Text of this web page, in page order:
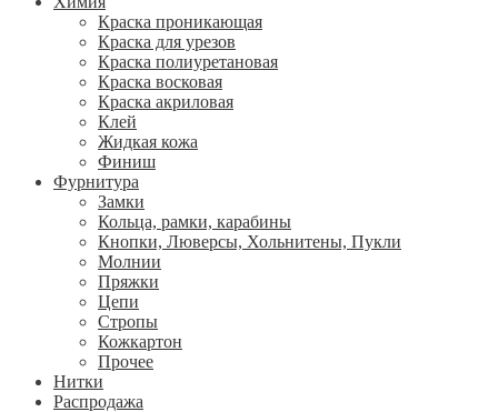
Краска проникающая
Краска для урезов
Краска полиуретановая
Краска восковая
Краска акриловая
Клей
Жидкая кожа
Финиш
Фурнитура
Замки
Кольца, рамки, карабины
Кнопки, Люверсы, Хольнитены, Пукли
Молнии
Пряжки
Цепи
Стропы
Кожкартон
Прочее
Нитки
Распродажа